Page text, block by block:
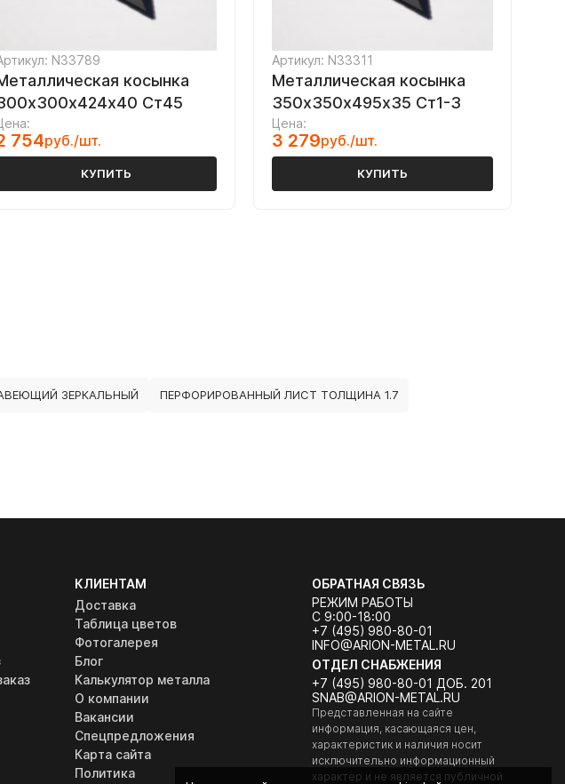
N33789
косынка
Ст45
754руб./шт.
КУПИТЬ
Артикул: N33311
Металлическая косынка
350х350х495х35 Ст1-3
Цена:
3 279руб./шт.
КУПИТЬ
ЗЕРКАЛЬНЫЙ ПЕРФОРИРОВАННЫЙ ЛИСТ ТОЛЩИНА 1.7
КЛИЕНТАМ
Доставка
Таблица цветов
Фотогалерея
Блог
Калькулятор металла
О компании
Вакансии
Спецпредложения
Карта сайта
Политика
ОБРАТНАЯ СВЯЗЬ
РЕЖИМ РАБОТЫ
С 9:00-18:00
+7 (495) 980-80-01
INFO@ARION-METAL.RU
ОТДЕЛ СНАБЖЕНИЯ
+7 (495) 980-80-01 ДОБ. 201
SNAB@ARION-METAL.RU
Представленная на сайте
информация, касающаяся цен,
характеристик и наличия носит
исключительно информационный
характер и не является публичной